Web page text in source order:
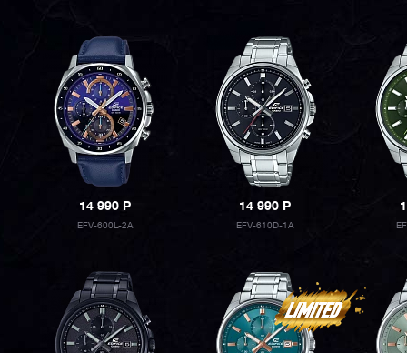
14 990P
EFV-600L-2A
14 990P
EFV-610D-1A